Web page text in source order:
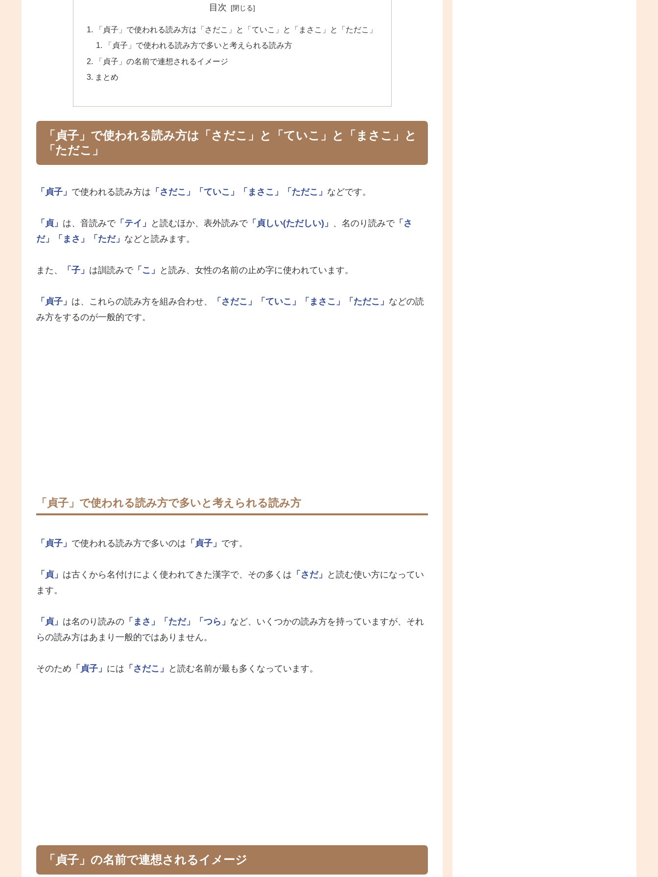
目次
「貞子」で使われる読み方は「さだこ」と「ていこ」と「まさこ」と「ただこ」
「貞子」で使われる読み方で多いと考えられる読み方
「貞子」の名前で連想されるイメージ
まとめ
「貞子」で使われる読み方は「さだこ」と「ていこ」と「まさこ」と
「ただこ」
「貞子」 で使われる読み方は 「さだこ」 「ていこ」 「まさこ」 「ただこ」 などです。
「貞」 は、音読みで「テイ」 と読むほか、表外読みで「貞しい(ただしい)」 、名のり読みで「さ
だ」
「まさ」 「ただ」 などと読みます。
また、 「子」 は訓読みで「こ」 と読み、女性の名前の止め字に使われています。
「貞子」 は、これらの読み方を組み合わせ、 「さだこ」 「ていこ」 「まさこ」 「ただこ」 などの読
み方をするのが一般的です。
「貞子」で使われる読み方で多いと考えられる読み方
「貞子」 で使われる読み方で多いのは 「貞子」 です。
「貞」 は古くから名付けによく使われてきた漢字で、その多くは 「さだ」
と読む使い方になってい
ます。
「貞」 は名のり読みの 「まさ」 「ただ」 「つら」 など、いくつかの読み方を持っていますが、それ
らの読み方はあまり一般的ではありません。
そのため 「貞子」 には 「さだこ」 と読む名前が最も多くなっています。
「貞子」の名前で連想されるイメージ